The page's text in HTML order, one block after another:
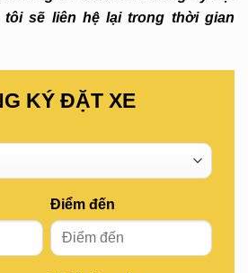
sẽ liên hệ lại trong thời gian
KÝ ĐẶT XE
Điểm đến